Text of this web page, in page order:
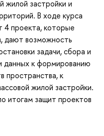
жилой застройки и
В ходе курса
4 проекта, которые
дают возможность
задачи, сбора и
данных к формированию
пространства, к
жилой застройки.
итогам защит проектов